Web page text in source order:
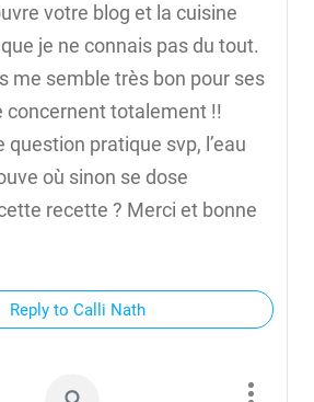
votre blog et la cuisine
je ne connais pas du tout.
me semble très bon pour ses
concernent totalement !!
pratique svp, l’eau
où sinon se dose
recette ? Merci et bonne
Reply to Calli Nath